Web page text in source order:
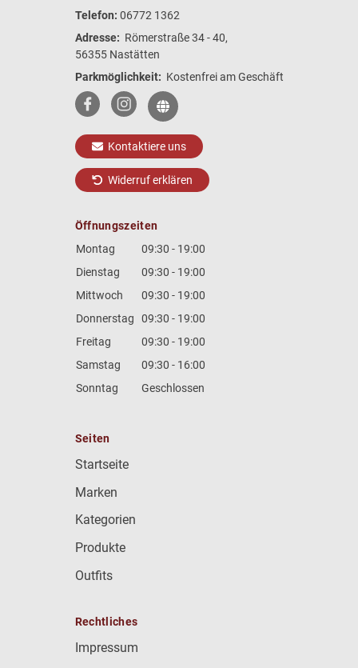
Telefon: 06772 1362
Adresse: Römerstraße 34 - 40,
56355 Nastätten
Parkmöglichkeit: Kostenfrei am Geschäft
Kontaktiere uns
Widerruf erklären
Öffnungszeiten
Montag
09:30 - 19:00
Dienstag
09:30 - 19:00
Mittwoch
09:30 - 19:00
Donnerstag
09:30 - 19:00
Freitag
09:30 - 19:00
Samstag
09:30 - 16:00
Sonntag
Geschlossen
Seiten
Startseite
Marken
Kategorien
Produkte
Outfits
Rechtliches
Impressum